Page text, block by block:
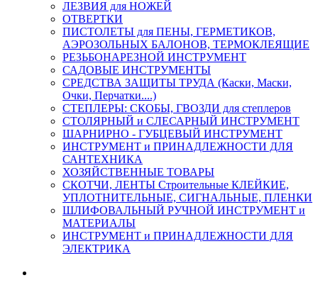
ЛЕЗВИЯ для НОЖЕЙ
ОТВЕРТКИ
ПИСТОЛЕТЫ для ПЕНЫ, ГЕРМЕТИКОВ,
АЭРОЗОЛЬНЫХ БАЛОНОВ, ТЕРМОКЛЕЯЩИЕ
РЕЗЬБОНАРЕЗНОЙ ИНСТРУМЕНТ
САДОВЫЕ ИНСТРУМЕНТЫ
СРЕДСТВА ЗАЩИТЫ ТРУДА (Каски, Маски,
Очки, Перчатки....)
СТЕПЛЕРЫ: СКОБЫ, ГВОЗДИ для степлеров
СТОЛЯРНЫЙ и СЛЕСАРНЫЙ ИНСТРУМЕНТ
ШАРНИРНО - ГУБЦЕВЫЙ ИНСТРУМЕНТ
ИНСТРУМЕНТ и ПРИНАДЛЕЖНОСТИ ДЛЯ
САНТЕХНИКА
ХОЗЯЙСТВЕННЫЕ ТОВАРЫ
СКОТЧИ, ЛЕНТЫ Строительные КЛЕЙКИЕ,
УПЛОТНИТЕЛЬНЫЕ, СИГНАЛЬНЫЕ, ПЛЕНКИ
ШЛИФОВАЛЬНЫЙ РУЧНОЙ ИНСТРУМЕНТ и
МАТЕРИАЛЫ
ИНСТРУМЕНТ и ПРИНАДЛЕЖНОСТИ ДЛЯ
ЭЛЕКТРИКА